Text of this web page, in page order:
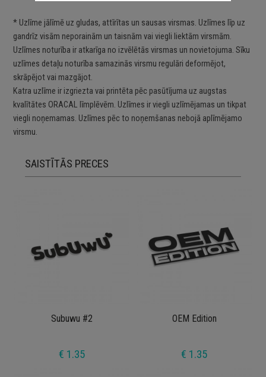
* Uzlīme jālīmē uz gludas, attīrītas un sausas virsmas. Uzlīmes līp uz
gandrīz visām neporainām un taisnām vai viegli liektām virsmām.
Uzlīmes noturība ir atkarīga no izvēlētās virsmas un novietojuma. Sīku
uzlīmes detaļu noturība samazinās virsmu regulāri deformējot,
skrāpējot vai mazgājot.
Katra uzlīme ir izgriezta vai printēta pēc pasūtījuma uz augstas
kvalītātes ORACAL līmplēvēm. Uzlīmes ir viegli uzlīmējamas un tikpat
viegli noņemamas. Uzlīmes pēc to noņemšanas nebojā aplīmējamo
virsmu.
SAISTĪTĀS PRECES
Subuwu #2
€ 1.35
OEM Edition
€ 1.35